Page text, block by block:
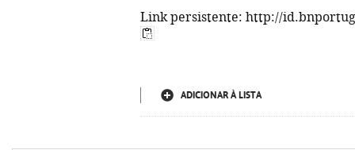
Link persistente: http://
ADICIONAR À LISTA